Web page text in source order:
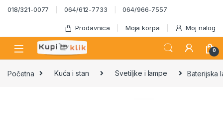
Skip to navigation
Skip to content
018/321-0077 064/612-7733 064/966-7557
Prodavnica Moja korpa Moj nalog
0
Početna Kuća i stan Svetiljke i lampe Baterijska